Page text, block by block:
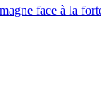
face à la